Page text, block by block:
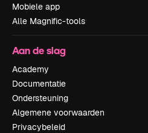
Mobiele app
Alle Magnific-tools
Aan de slag
Academy
Documentatie
Ondersteuning
Algemene voorwaarden
Privacybeleid